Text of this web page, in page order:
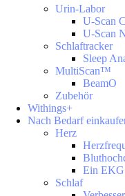
Urin-Labor
U-Scan
U-Scan
Schlaftracker
Sleep
MultiScan™
BeamO
Zubehör
Withings+
Nach Bedarf
Herz
Ein EKG
Schlaf